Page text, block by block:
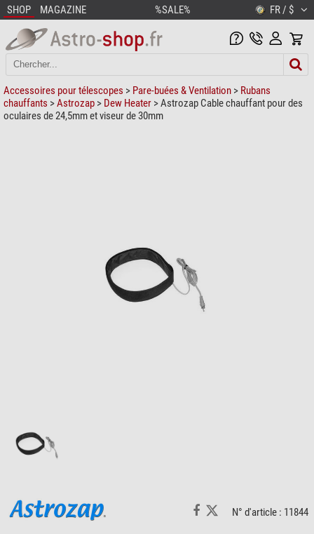
SHOP MAGAZINE %SALE% FR / $
Accessoires pour télescopes > Pare-buées & Ventilation > Rubans
chauffants >Astrozap > Dew Heater > Astrozap Cable chauffant pour des
oculaires de 24,5mm et viseur de 30mm
N° d'article : 11844